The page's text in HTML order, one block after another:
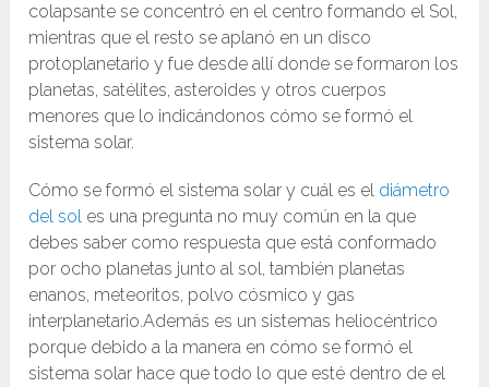
colapsante se concentró en el centro formando el Sol,
mientras que el resto se aplanó en un disco
protoplanetario y fue desde allí donde se formaron los
planetas, satélites, asteroides y otros cuerpos
menores que lo indicándonos cómo se formó el
sistema solar.
Cómo se formó el sistema solar y cuál es el diámetro
del sol es una pregunta no muy común en la que
debes saber como respuesta que está conformado
por ocho planetas junto al sol, también planetas
enanos, meteoritos, polvo cósmico y gas
interplanetario.Además es un sistemas heliocéntrico
porque debido a la manera en cómo se formó el
sistema solar hace que todo lo que esté dentro de el